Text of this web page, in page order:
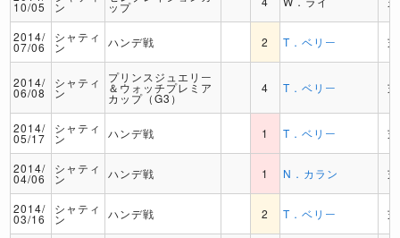
10/05 ン ップ
2014/
07/06
シャティ
ン ハンデ戦 2 T．ベリー 芝
2014/
06/08
シャティ
ン
プリンスジュエリー
＆ウォッチプレミア
カップ（G3）
4 T．ベリー 芝
2014/
05/17
シャティ
ン ハンデ戦 1 T．ベリー 芝
2014/
04/06
シャティ
ン ハンデ戦 1 N．カラン 芝
2014/
03/16
シャティ
ン ハンデ戦 2 T．ベリー 芝